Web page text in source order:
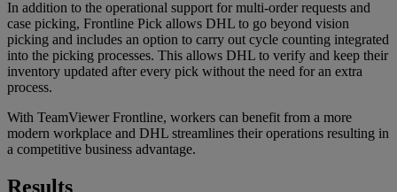
In addition to the operational support for multi-order requests and
case picking, Frontline Pick allows DHL to go beyond vision
picking and includes an option to carry out cycle counting integrated
into the picking processes. This allows DHL to verify and keep their
inventory updated after every pick without the need for an extra
process.
With TeamViewer Frontline, workers can benefit from a more
modern workplace and DHL streamlines their operations resulting in
a competitive business advantage.
Results